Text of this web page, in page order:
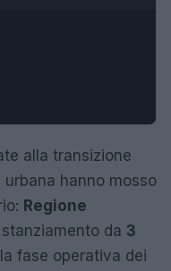
alla transizione
hanno mosso
Regione
da 3
fase operativa dei